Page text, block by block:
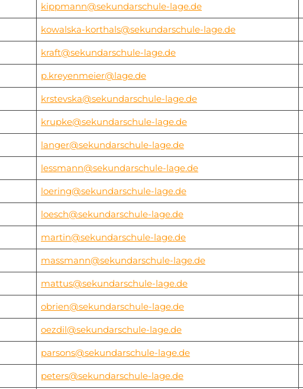
kippmann@sekundarschule-lage.de
kowalska-korthals@sekundarschule-lage.de
kraft@sekundarschule-lage.de
p.kreyenmeier@lage.de
krstevska@sekundarschule-lage.de
krupke@sekundarschule-lage.de
langer@sekundarschule-lage.de
lessmann@sekundarschule-lage.de
loering@sekundarschule-lage.de
loesch@sekundarschule-lage.de
martin@sekundarschule-lage.de
massmann@sekundarschule-lage.de
mattus@sekundarschule-lage.de
obrien@sekundarschule-lage.de
oezdil@sekundarschule-lage.de
parsons@sekundarschule-lage.de
peters@sekundarschule-lage.de